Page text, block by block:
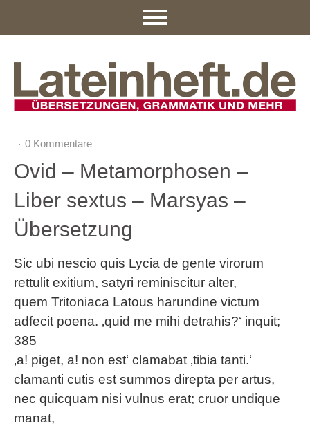
0 Kommentare
Ovid – Metamorphosen –
Liber sextus – Marsyas –
Übersetzung
Sic ubi nescio quis Lycia de gente virorum
rettulit exitium, satyri reminiscitur alter,
quem Tritoniaca Latous harundine victum
adfecit poena. ‚quid me mihi detrahis?‘ inquit;
385
‚a! piget, a! non est‘ clamabat ‚tibia tanti.‘
clamanti cutis est summos direpta per artus,
nec quicquam nisi vulnus erat; cruor undique
manat,